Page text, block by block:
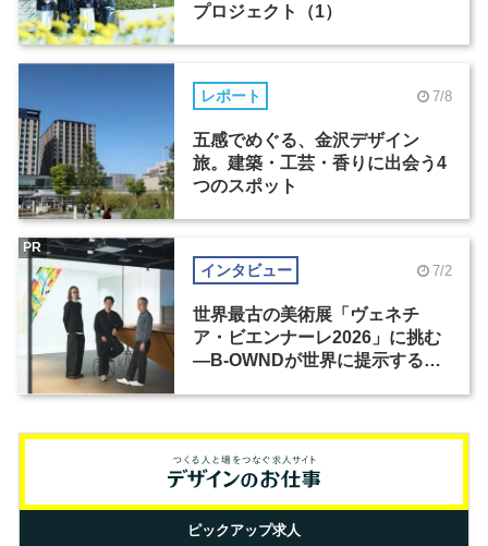
プロジェクト（1）
レポート 7/8
五感でめぐる、金沢デザイン
旅。建築・工芸・香りに出会う4
つのスポット
インタビュー 7/2
世界最古の美術展「ヴェネチ
ア・ビエンナーレ2026」に挑む
―B-OWNDが世界に提示する美
PR
ピックアップ求人